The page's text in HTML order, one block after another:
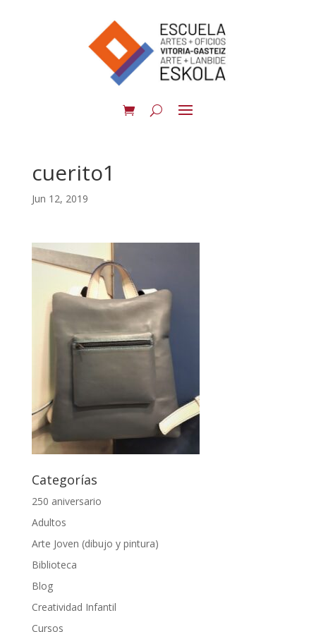
cuerito1
Jun 12, 2019
Categorías
250 aniversario
Adultos
Arte Joven (dibujo y pintura)
Biblioteca
Blog
Creatividad Infantil
Cursos